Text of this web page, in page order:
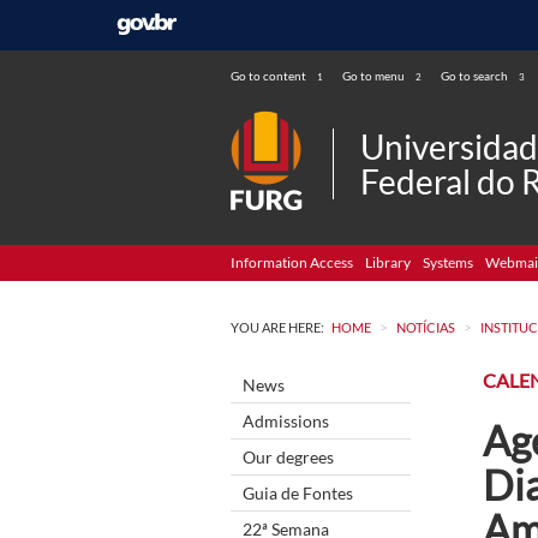
Go to content 1 Go to menu 2 Go to search 3
Federal do
Information Access Library Systems
YOU ARE HERE: HOME > NOTÍCIAS >
News
Admissions
Our degrees
Guia de Fontes
22ª Semana